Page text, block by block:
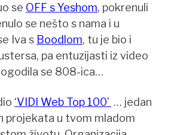
se OFF s Yeshom, pokrenuli
se nešto s nama i u
Iva s Boodlom, tu je bio i
pa entuzijasti iz video
se 808-ica…
‘VIDI Web Top 100’ … jedan
projekata u tvom mladom